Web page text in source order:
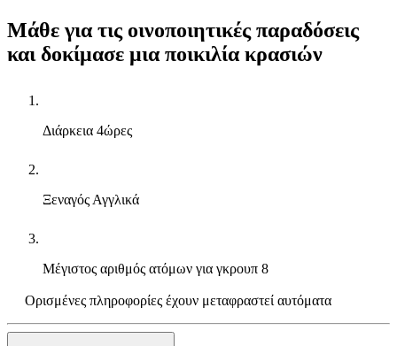
Μάθε για τις οινοποιητικές παραδόσεις
και δοκίμασε μια ποικιλία κρασιών
Διάρκεια 4ώρες
Ξεναγός Αγγλικά
Μέγιστος αριθμός ατόμων για γκρουπ 8
Ορισμένες πληροφορίες έχουν μεταφραστεί αυτόματα